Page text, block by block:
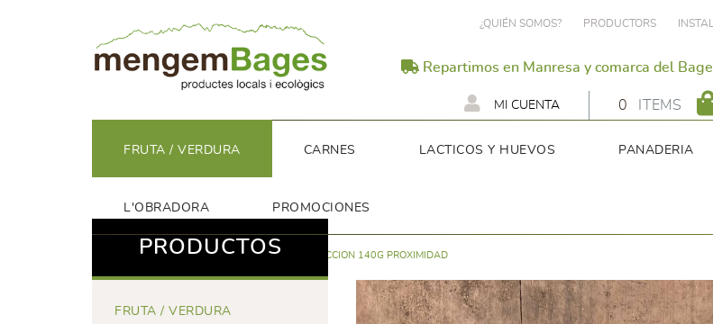
¿QUIÉN SOMOS? PRODUCTORS
Repartimos en Manresa y comarca del
0 ITEMS
MI CUENTA
FRUTA / VERDURA CARNES LACTICOS Y HUEVOS PANADERIA
L'OBRADORA PROMOCIONES
FRUTA / VERDURA VERDURA LECHUGA SELECCION 140G PROXIMIDAD
PRODUCTOS
FRUTA / VERDURA